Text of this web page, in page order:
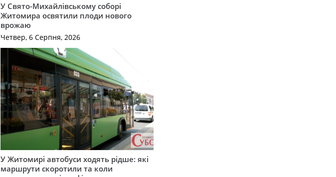
У Свято-Михайлівському соборі
Житомира освятили плоди нового
врожаю
Четвер, 6 Серпня, 2026
У Житомирі автобуси ходять рідше: які
маршрути скоротили та коли